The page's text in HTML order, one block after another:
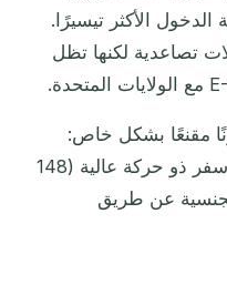
الدخول الأكثر تيسيرًا.
تصاعدية لكنها تظل
مقنعًا بشكل خاص:
نظام ضريبة دخل صفري وجواز سفر ذو حركة عالية (148
عن طريق